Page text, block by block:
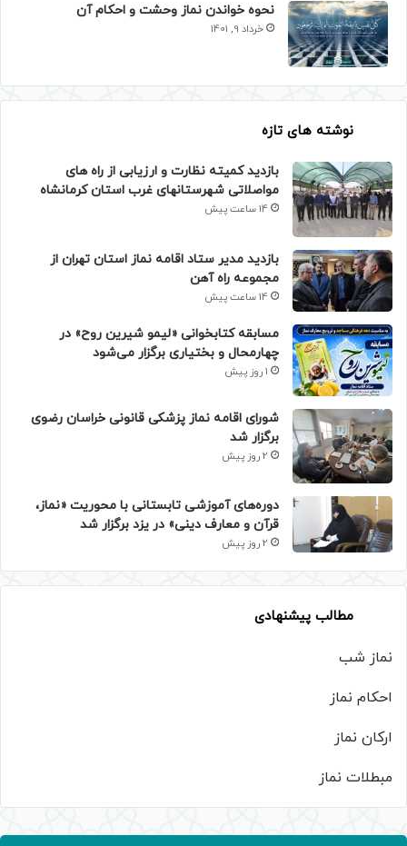
نحوه خواندن نماز وحشت و احکام آن
خرداد 9, 1401
نوشته های تازه
بازدید کمیته نظارت و ارزیابی از راه های
مواصلاتی شهرستانهای غرب استان کرمانشاه
14 ساعت پیش
بازدید مدیر ستاد اقامه نماز استان تهران از
مجموعه راه آهن
14 ساعت پیش
مسابقه کتابخوانی «لیمو شیرین روح» در
چهارمحال و بختیاری برگزار می‌شود
1 روز پیش
شورای اقامه نماز پزشکی قانونی خراسان رضوی
برگزار شد
2 روز پیش
دوره‌های آموزشی تابستانی با محوریت «نماز،
قرآن و معارف دینی» در یزد برگزار شد
2 روز پیش
مطالب پیشنهادی
نماز شب
احکام نماز
ارکان نماز
مبطلات نماز